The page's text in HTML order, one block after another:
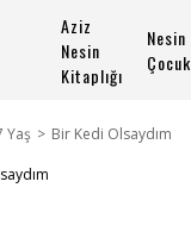
Aziz
Nesin
Kitaplığı
Nesin
Çocuk
Yaş Bir Kedi Olsaydım